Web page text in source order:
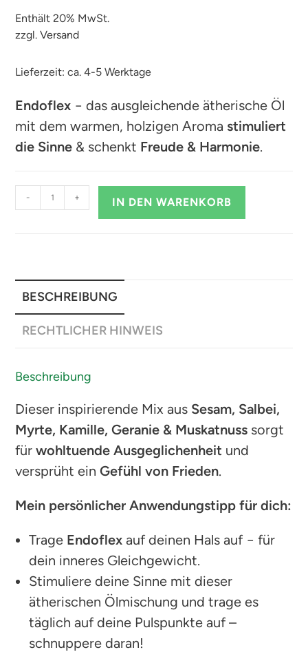
Enthält 20% MwSt.
zzgl.Versand
Lieferzeit: ca. 4-5 Werktage
Endoflex − das ausgleichende ätherische Öl
mit dem warmen, holzigen Aroma stimuliert
die Sinne & schenkt Freude & Harmonie.
- + IN DEN WARENKORB
BESCHREIBUNG
RECHTLICHER HINWEIS
Beschreibung
Dieser inspirierende Mix aus Sesam, Salbei,
Myrte, Kamille, Geranie & Muskatnuss sorgt
fürwohltuende Ausgeglichenheit und
versprüht einGefühl von Frieden.
Mein persönlicher Anwendungstipp für dich:
Trage Endoflex auf deinen Hals auf − für
dein inneres Gleichgewicht.
Stimuliere deine Sinne mit dieser
ätherischen Ölmischung und trage es
täglich auf deine Pulspunkte auf –
schnuppere daran!